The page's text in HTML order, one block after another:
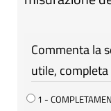
Commenta la
utile,
1 -